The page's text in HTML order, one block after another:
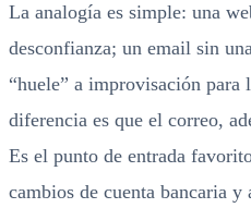
La analogía es simple: una
desconfianza; un email sin
“huele” a improvisación
diferencia es que el correo,
Es el punto de entrada
cambios de cuenta bancaria y